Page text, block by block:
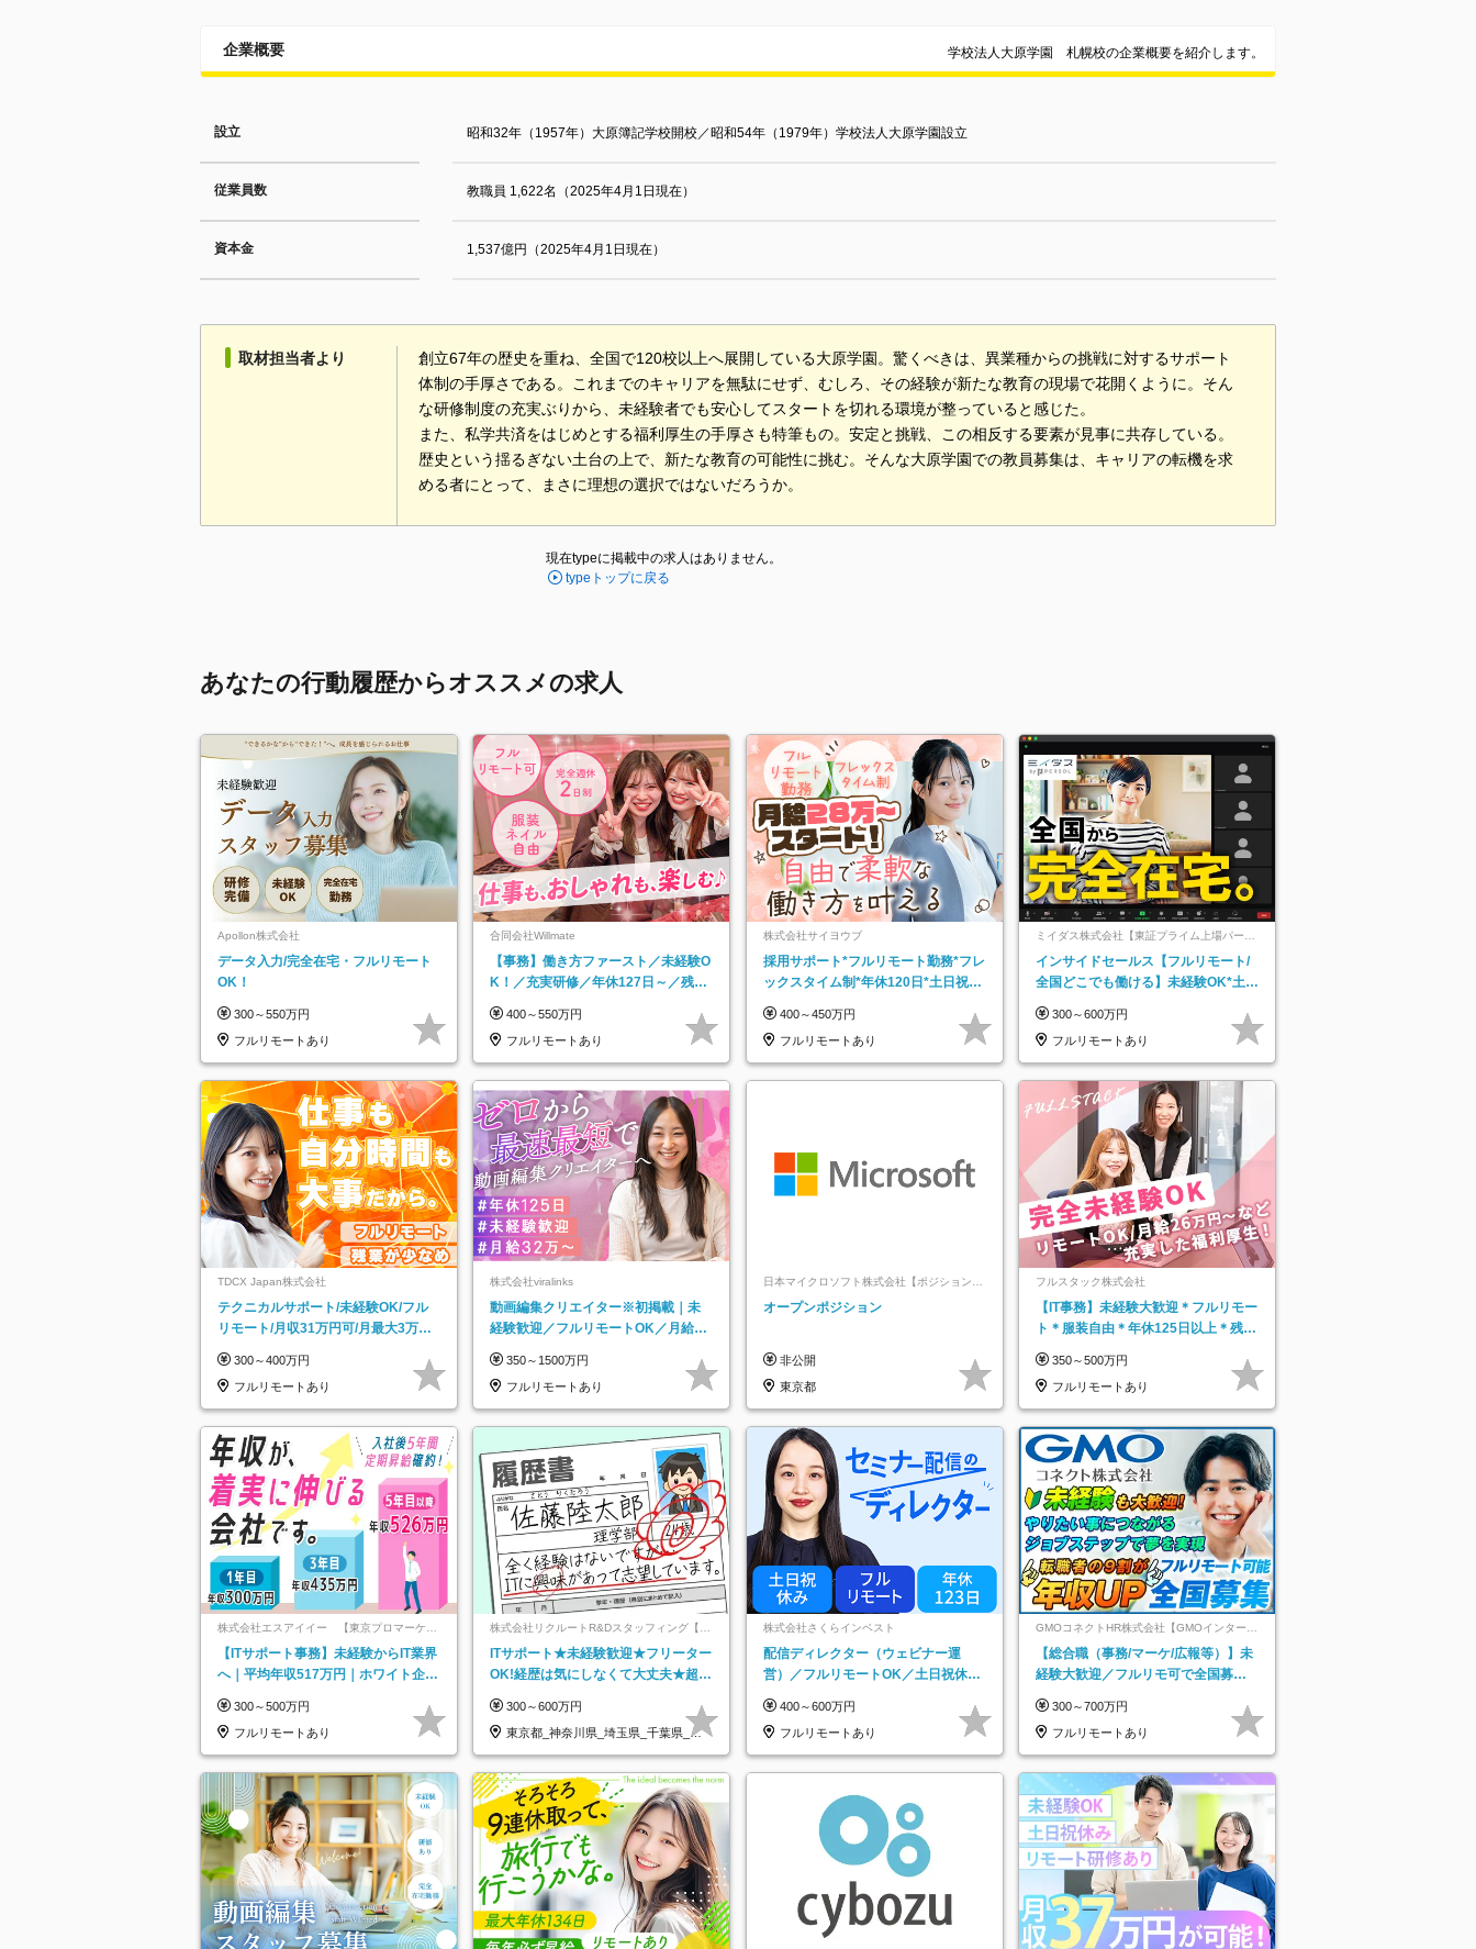
企業概要 学校法人大原学園 札幌校の企業概要を紹介します。
設立 昭和32年（1957年）大原簿記学校開校／昭和54年（1979年）学校法人大原学園設立
従業員数 教職員 1,622名（2025年4月1日現在）
資本金 1,537億円（2025年4月1日現在）
取材担当者より
創立67年の歴史を重ね、全国で120校以上へ展開している大原学園。驚くべきは、異業種からの挑戦に対するサポート
体制の手厚さである。これまでのキャリアを無駄にせず、むしろ、その経験が新たな教育の現場で花開くように。そん
な研修制度の充実ぶりから、未経験者でも安心してスタートを切れる環境が整っていると感じた。
また、私学共済をはじめとする福利厚生の手厚さも特筆もの。安定と挑戦、この相反する要素が見事に共存している。
歴史という揺るぎない土台の上で、新たな教育の可能性に挑む。そんな大原学園での教員募集は、キャリアの転機を求
める者にとって、まさに理想の選択ではないだろうか。
現在typeに掲載中の求人はありません。
typeトップに戻る
あなたの行動履歴からオススメの求人
Apollon株式会社
データ入力/完全在宅・フルリモート
OK！
300～550万円
フルリモートあり
合同会社Willmate
【事務】働き方ファースト／未経験O
K！／充実研修／年休127日～／残業
400～550万円
フルリモートあり
株式会社サイヨウブ
採用サポート*フルリモート勤務*フレ
ックスタイム制*年休120日*土日祝休
400～450万円
フルリモートあり
ミイダス株式会社【東証プライム上場パーソ
インサイドセールス【フルリモート/
全国どこでも働ける】未経験OK*土日
300～600万円
フルリモートあり
TDCX Japan株式会社
テクニカルサポート/未経験OK/フル
リモート/月収31万円可/月最大3万の
300～400万円
フルリモートあり
株式会社viralinks
動画編集クリエイター※初掲載｜未
経験歓迎／フルリモートOK／月給32
350～1500万円
フルリモートあり
日本マイクロソフト株式会社【ポジションマ
ッチ登録】
オープンポジション
非公開
東京都
フルスタック株式会社
【IT事務】未経験大歓迎＊フルリモー
ト＊服装自由＊年休125日以上＊残業
350～500万円
フルリモートあり
株式会社エスアイイー 【東京プロマーケッ
ト上場】
【ITサポート事務】未経験からIT業界
へ｜平均年収517万円｜ホワイト企業
300～500万円
フルリモートあり
株式会社リクルートR&Dスタッフィング【リ
クルートグループ】
ITサポート★未経験歓迎★フリーター
OK!経歴は気にしなくて大丈夫★超大
300～600万円
東京都_神奈川県_埼玉県_千葉県_大
阪府…
株式会社さくらインベスト
配信ディレクター（ウェビナー運
営）／フルリモートOK／土日祝休み
400～600万円
フルリモートあり
GMOコネクトHR株式会社【GMOインターネ
ットグループ】
【総合職（事務/マーケ/広報等）】未
経験大歓迎／フルリモ可で全国募
★
300～700万円
フルリモートあり